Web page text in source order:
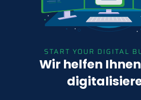
START YOUR DIGITAL
Wir helfen Ihnen